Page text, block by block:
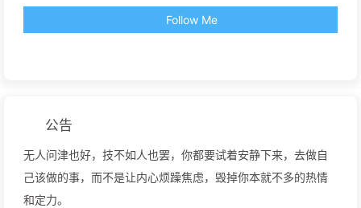
Follow Me
公告
无人问津也好，技不如人也罢，你都要试着安静下来，去做自
己该做的事，而不是让内心烦躁焦虑，毁掉你本就不多的热情
和定力。